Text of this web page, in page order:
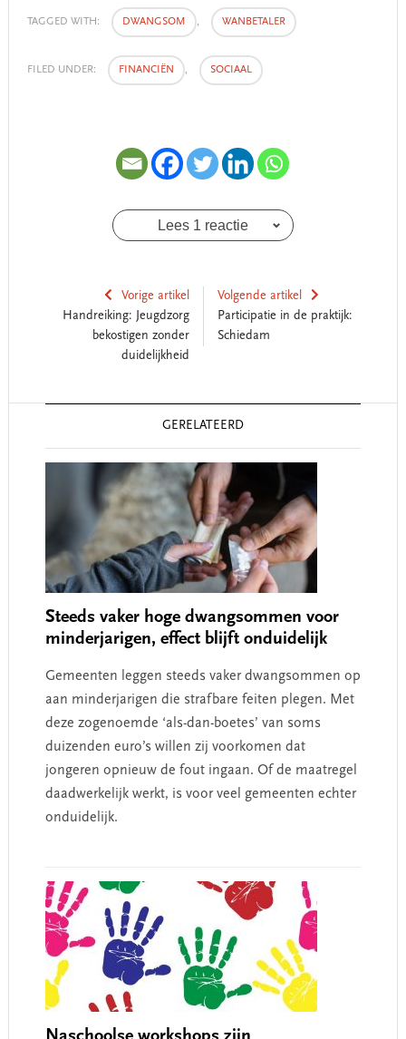
TAGGED WITH: DWANGSOM , WANBETALER
FILED UNDER: FINANCIËN , SOCIAAL
Lees 1 reactie
Vorige artikel
Handreiking: Jeugdzorg
bekostigen zonder
duidelijkheid
Volgende artikel
Participatie in de praktijk:
Schiedam
GERELATEERD
Steeds vaker hoge dwangsommen voor
minderjarigen, effect blijft onduidelijk
Gemeenten leggen steeds vaker dwangsommen op
aan minderjarigen die strafbare feiten plegen. Met
deze zogenoemde ‘als-dan-boetes’ van soms
duizenden euro’s willen zij voorkomen dat
jongeren opnieuw de fout ingaan. Of de maatregel
daadwerkelijk werkt, is voor veel gemeenten echter
onduidelijk.